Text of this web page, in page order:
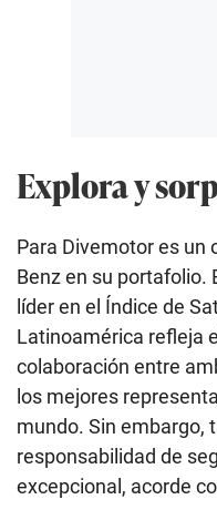
Explora y
Para Divemotor es un
Benz en su portafolio.
líder en el Índice de
Latinoamérica refleja
colaboración entre
los mejores
mundo. Sin embargo,
responsabilidad de
excepcional, acorde